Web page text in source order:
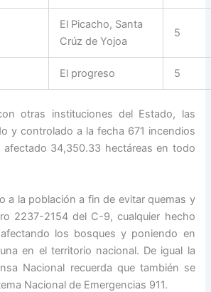
El Picacho, Santa
Crúz de Yojoa
5
El progreso 5
otras instituciones del Estado, las
y controlado a la fecha 671 incendios
afectado 34,350.33 hectáreas en todo
a la población a fin de evitar quemas y
2237-2154 del C-9, cualquier hecho
los bosques y poniendo en
en el territorio nacional. De igual la
Nacional recuerda que también se
Nacional de Emergencias 911.